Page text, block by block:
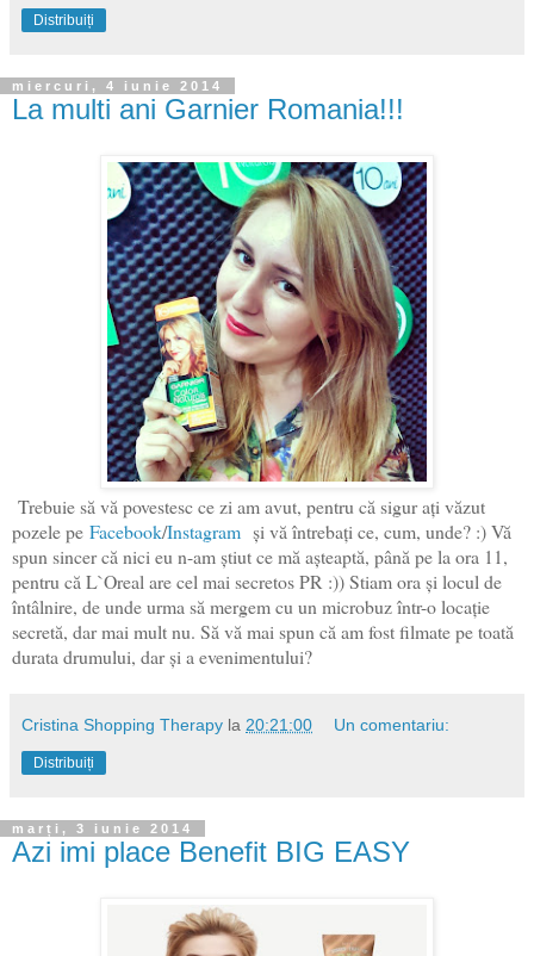
Distribuiți
miercuri, 4 iunie 2014
La multi ani Garnier Romania!!!
Trebuie să vă povestesc ce zi am avut, pentru că sigur ați văzut
pozele pe Facebook/Instagram și vă întrebați ce, cum, unde? :) Vă
spun sincer că nici eu n-am știut ce mă așteaptă, până pe la ora 11,
pentru că L`Oreal are cel mai secretos PR :)) Stiam ora și locul de
întâlnire, de unde urma să mergem cu un microbuz într-o locație
secretă, dar mai mult nu. Să vă mai spun că am fost filmate pe toată
durata drumului, dar și a evenimentului?
Cristina Shopping Therapy la 20:21:00 Un comentariu:
Distribuiți
marți, 3 iunie 2014
Azi imi place Benefit BIG EASY